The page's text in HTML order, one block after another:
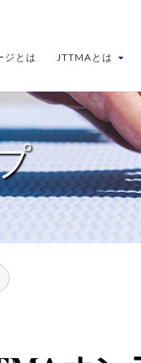
ジとは JTTMAとは